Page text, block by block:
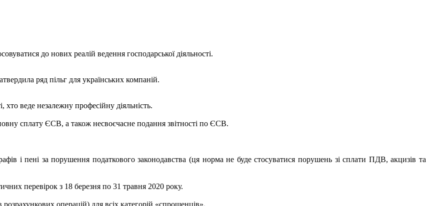
до нових реалій ведення господарської діяльності.
ряд пільг для українських компаній.
веде незалежну професійну діяльність.
сплату ЄСВ, а також несвоєчасне подання звітності по ЄСВ.
і пені за порушення податкового законодавства (ця норма не буде стосуватися порушень зі сплати ПДВ, акцизів та
перевірок з 18 березня по 31 травня 2020 року.